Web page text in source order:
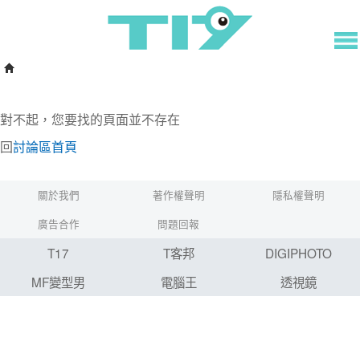
對不起，您要找的頁面並不存在
回討論區首頁
關於我們 著作權聲明
隱私權聲明
廣告合作
問題回報
T17 T客邦
DIGIPHOTO
MF變型男
電腦王 透視鏡